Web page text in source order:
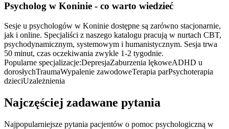
Psycholog w Koninie - co warto wiedzieć
Sesje u psychologów w Koninie dostępne są zarówno stacjonarnie,
jak i online. Specjaliści z naszego katalogu pracują w nurtach CBT,
psychodynamicznym, systemowym i humanistycznym. Sesja trwa
50 minut, czas oczekiwania zwykle 1-2 tygodnie.
Popularne specjalizacje:DepresjaZaburzenia lękoweADHD u
dorosłychTraumaWypalenie zawodoweTerapia parPsychoterapia
dzieciUzależnienia
Najczęściej zadawane pytania
Najpopularniejsze pytania pacjentów o pomoc psychologiczną w